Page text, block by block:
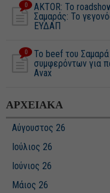
0
AKTOR: Το
Σαμαράς: Το
ΕΥΔΑΠ
0
Το beef του
συμφερόντων για
Αvax
ΑΡΧΕΙΑΚΑ
Αύγουστος 26
Ιούλιος 26
Ιούνιος 26
Μάιος 26